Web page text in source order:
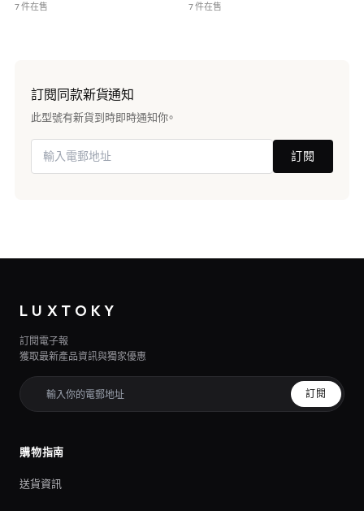
7 件在售 7 件在售
訂閱同款新貨通知
此型號有新貨到時即時通知你。
訂閱
LUXTOKY
訂閱電子報
獲取最新產品資訊與獨家優惠
訂閱
購物指南
送貨資訊